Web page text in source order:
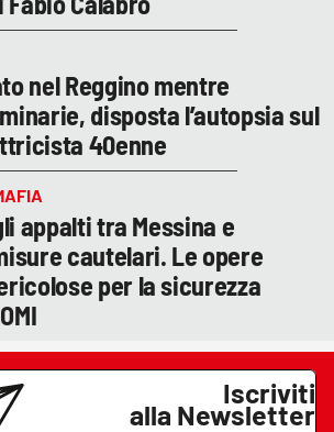
nel Reggino mentre
disposta l’autopsia sul
40enne
appalti tra Messina e
cautelari. Le opere
per la sicurezza
Iscriviti
alla Newsletter